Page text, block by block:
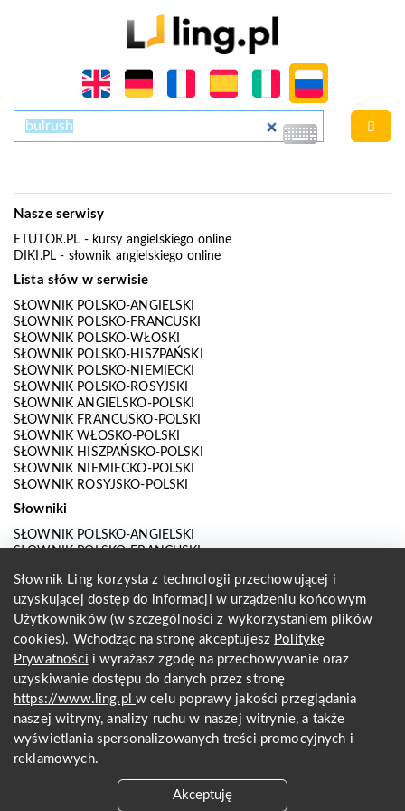
Nasze serwisy
ETUTOR.PL - kursy angielskiego online
DIKI.PL - słownik angielskiego online
Lista słów w serwisie
SŁOWNIK POLSKO-ANGIELSKI
SŁOWNIK POLSKO-FRANCUSKI
SŁOWNIK POLSKO-WŁOSKI
SŁOWNIK POLSKO-HISZPAŃSKI
SŁOWNIK POLSKO-NIEMIECKI
SŁOWNIK POLSKO-ROSYJSKI
SŁOWNIK ANGIELSKO-POLSKI
SŁOWNIK FRANCUSKO-POLSKI
SŁOWNIK WŁOSKO-POLSKI
SŁOWNIK HISZPAŃSKO-POLSKI
SŁOWNIK NIEMIECKO-POLSKI
SŁOWNIK ROSYJSKO-POLSKI
Słowniki
SŁOWNIK POLSKO-ANGIELSKI
SŁOWNIK POLSKO-FRANCUSKI
SŁOWNIK POLSKO-HISZPAŃSKI
SŁOWNIK POLSKO-NIEMIECKI
SŁOWNIK POLSKO-ROSYJSKI
SŁOWNIK ANGIELSKO-POLSKI
SŁOWNIK FRANCUSKO-POLSKI
SŁOWNIK WŁOSKO-POLSKI
SŁOWNIK HISZPAŃSKO-POLSKI
SŁOWNIK NIEMIECKO-POLSKI
SŁOWNIK ROSYJSKO-POLSKI
O nas
KONTAKT Z REDAKCJĄ
Słownik Ling korzysta z technologii przechowującej i
uzyskującej dostęp do informacji w urządzeniu końcowym
Użytkowników (w szczególności z wykorzystaniem plików
cookies). Wchodząc na stronę akceptujesz Politykę
Prywatności i wyrażasz zgodę na przechowywanie oraz
uzyskiwanie dostępu do danych przez stronę
https://www.ling.plw celu poprawy jakości przeglądania
naszej witryny, analizy ruchu w naszej witrynie, a także
wyświetlania spersonalizowanych treści promocyjnych i
reklamowych.
Akceptuję